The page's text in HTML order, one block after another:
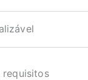
requisitos